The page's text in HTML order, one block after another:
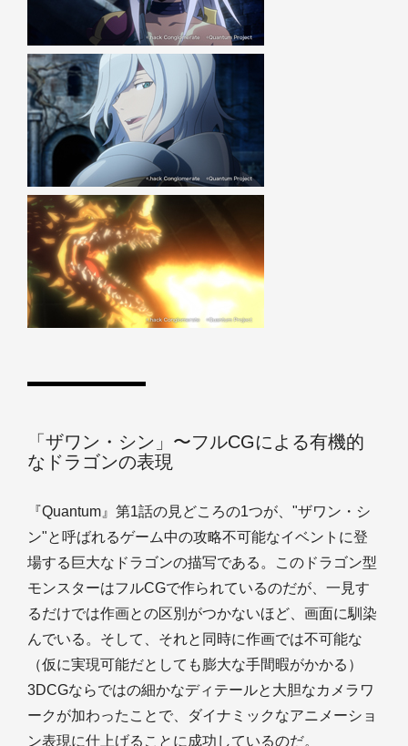
「ザワン・シン」〜フルCGによる有機的
なドラゴンの表現
『Quantum』第1話の見どころの1つが、"ザワン・シ
ン"と呼ばれるゲーム中の攻略不可能なイベントに登
場する巨大なドラゴンの描写である。このドラゴン型
モンスターはフルCGで作られているのだが、一見す
るだけでは作画との区別がつかないほど、画面に馴染
んでいる。そして、それと同時に作画では不可能な
（仮に実現可能だとしても膨大な手間暇がかかる）
3DCGならではの細かなディテールと大胆なカメラワ
ークが加わったことで、ダイナミックなアニメーショ
ン表現に仕上げることに成功しているのだ。